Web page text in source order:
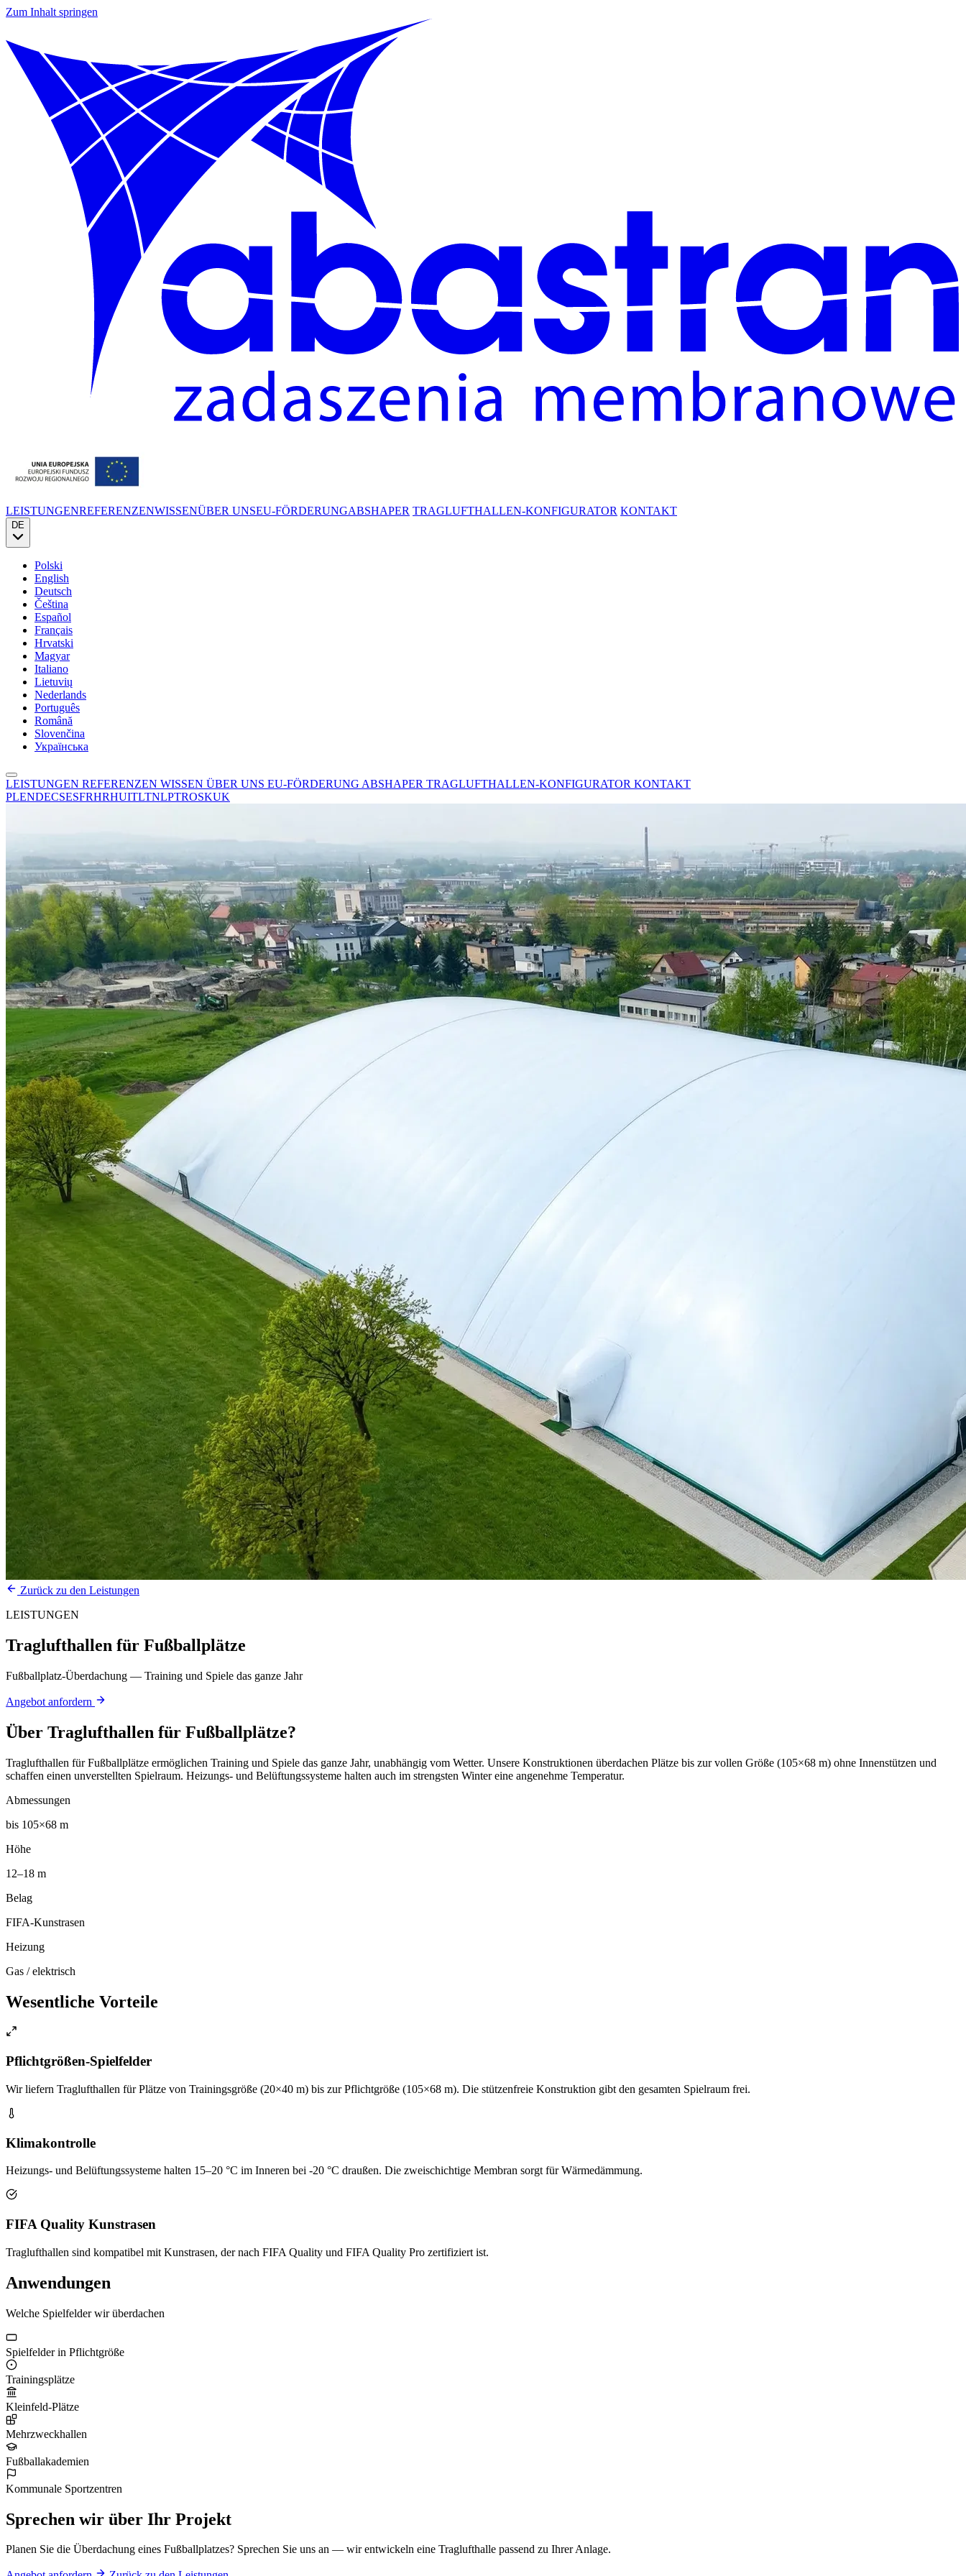
Zum Inhalt springen
LEISTUNGENREFERENZENWISSENÜBER UNSEU-FÖRDERUNGABSHAPER TRAGLUFTHALLEN-KONFIGURATOR KONTAKT
DE
Polski
English
Deutsch
Čeština
Español
Français
Hrvatski
Magyar
Italiano
Lietuvių
Nederlands
Português
Română
Slovenčina
Українська
LEISTUNGEN REFERENZEN WISSEN ÜBER UNS EU-FÖRDERUNG ABSHAPER TRAGLUFTHALLEN-KONFIGURATOR KONTAKT
PLENDECSESFRHRHUITLTNLPTROSKUK
Zurück zu den Leistungen
LEISTUNGEN
Traglufthallen für Fußballplätze
Fußballplatz-Überdachung — Training und Spiele das ganze Jahr
Angebot anfordern
Über Traglufthallen für Fußballplätze?
Traglufthallen für Fußballplätze ermöglichen Training und Spiele das ganze Jahr, unabhängig vom Wetter. Unsere Konstruktionen überdachen Plätze bis zur vollen Größe (105×68 m) ohne Innenstützen und
schaffen einen unverstellten Spielraum. Heizungs- und Belüftungssysteme halten auch im strengsten Winter eine angenehme Temperatur.
Abmessungen
bis 105×68 m
Höhe
12–18 m
Belag
FIFA-Kunstrasen
Heizung
Gas / elektrisch
Wesentliche Vorteile
Pflichtgrößen-Spielfelder
Wir liefern Traglufthallen für Plätze von Trainingsgröße (20×40 m) bis zur Pflichtgröße (105×68 m). Die stützenfreie Konstruktion gibt den gesamten Spielraum frei.
Klimakontrolle
Heizungs- und Belüftungssysteme halten 15–20 °C im Inneren bei -20 °C draußen. Die zweischichtige Membran sorgt für Wärmedämmung.
FIFA Quality Kunstrasen
Traglufthallen sind kompatibel mit Kunstrasen, der nach FIFA Quality und FIFA Quality Pro zertifiziert ist.
Anwendungen
Welche Spielfelder wir überdachen
Spielfelder in Pflichtgröße
Trainingsplätze
Kleinfeld-Plätze
Mehrzweckhallen
Fußballakademien
Kommunale Sportzentren
Sprechen wir über Ihr Projekt
Planen Sie die Überdachung eines Fußballplatzes? Sprechen Sie uns an — wir entwickeln eine Traglufthalle passend zu Ihrer Anlage.